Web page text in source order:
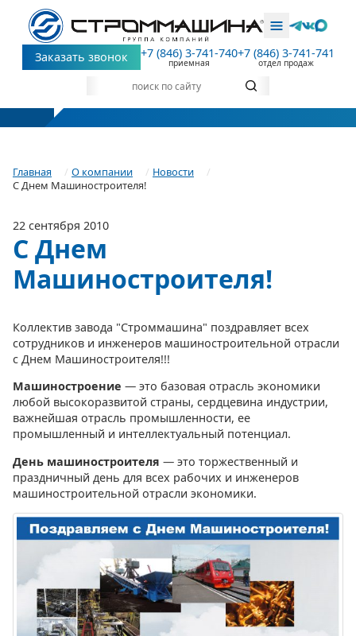
Заказать звонок +7 (846) 3-741-740
приемная
+7 (846) 3-741-741
отдел продаж
Главная О компании
Новости
С Днем Машиностроителя!
22 сентября 2010
С Днем
Машиностроителя!
Коллектив завода "Строммашина" поздравляет всех
сотрудников и инженеров машиностроительной отрасли
c Днем Машиностроителя!!!
Машиностроение — это базовая отрасль экономики
любой высокоразвитой страны, сердцевина индустрии,
важнейшая отрасль промышленности, ее
промышленный и интеллектуальный потенциал.
День машиностроителя — это торжественный и
праздничный день для всех рабочих и инженеров
машиностроительной отрасли экономики.